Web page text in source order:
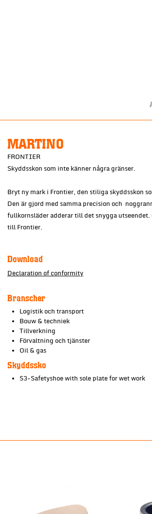
MARTINO
FRONTIER
Skyddsskon som inte känner några gränser.
Bryt ny mark i Frontier, den stiliga skyddsskon
Den är gjord med samma precision och
fullkornsläder adderar till det snygga utseendet.
till Frontier.
Download
Declaration of conformity
Branscher
Logistik och transport
Bouw & techniek
Tillverkning
Förvaltning och tjänster
Oil & gas
Skyddssko
S3-Safetyshoe with sole plate for wet work